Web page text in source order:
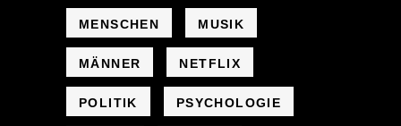
MENSCHEN MUSIK
MÄNNER NETFLIX
POLITIK PSYCHOLOGIE